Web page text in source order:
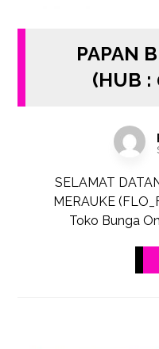
PAPAN
(HUB :
SELAMAT
MERAUKE
Toko Bunga